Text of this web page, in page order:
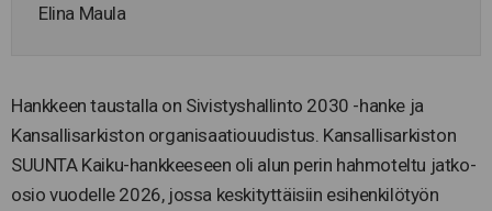
Elina Maula
Hankkeen taustalla on Sivistyshallinto 2030 -hanke ja
Kansallisarkiston organisaatiouudistus. Kansallisarkiston
SUUNTA Kaiku-hankkeeseen oli alun perin hahmoteltu jatko-
osio vuodelle 2026, jossa keskityttäisiin esihenkilötyön